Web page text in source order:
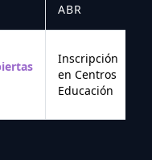
ABR
Inscripción
en Centros
Educación